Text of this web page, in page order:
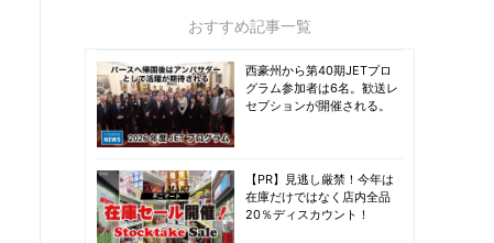
おすすめ記事一覧
西豪州から第40期JETプロ
グラム参加者は6名。歓送レ
セプションが開催される。
【PR】見逃し厳禁！今年は
在庫だけではなく店内全品
20％ディスカウント！